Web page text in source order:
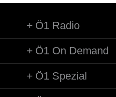
Ö1 Radio
Ö1 On Demand
Ö1 Spezial